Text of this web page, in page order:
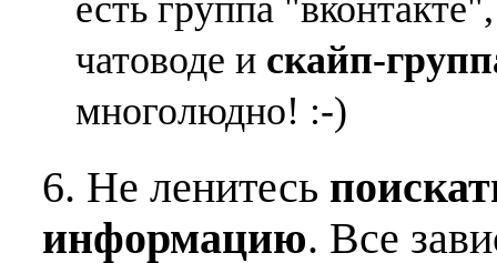
есть группа
чатоводе и скайп-
многолюдно! :-)
6. Не ленитесь
информацию. Все